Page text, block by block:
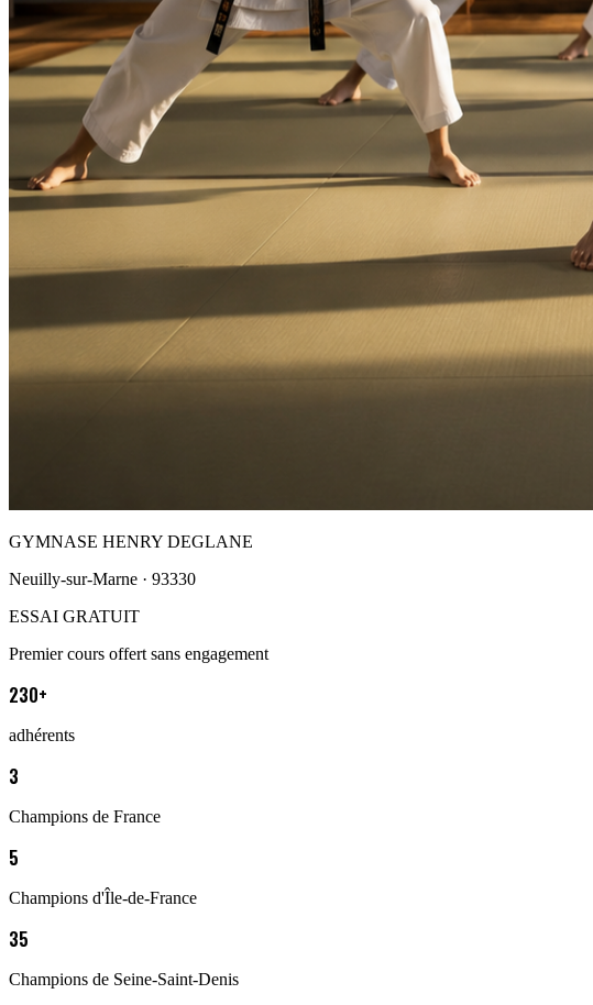
GYMNASE HENRY DEGLANE
Neuilly-sur-Marne · 93330
ESSAI GRATUIT
Premier cours offert sans engagement
230+
adhérents
3
Champions de France
5
Champions d'Île-de-France
35
Champions de Seine-Saint-Denis